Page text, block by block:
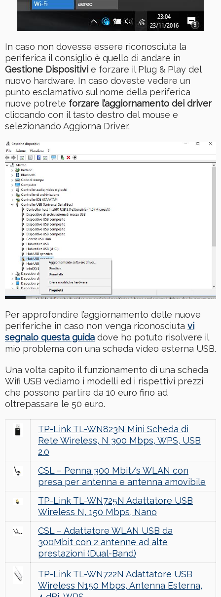
In caso non dovesse essere riconosciuta la
periferica il consiglio è quello di andare in
Gestione Dispositivi e forzare il Plug & Play del
nuovo hardware. In caso doveste vedere un
punto esclamativo sul nome della periferica
nuove potrete forzare l’aggiornamento dei driver
cliccando con il tasto destro del mouse e
selezionando Aggiorna Driver.
Per approfondire l’aggiornamento delle nuove
periferiche in caso non venga riconosciuta vi
segnalo questa guida dove ho potuto risolvere il
mio problema con una scheda video esterna USB.
Una volta capito il funzionamento di una scheda
Wifi USB vediamo i modelli ed i rispettivi prezzi
che possono partire da 10 euro fino ad
oltrepassare le 50 euro.
TP-Link TL-WN823N Mini Scheda di
Rete Wireless, N 300 Mbps, WPS, USB
2.0
CSL – Penna 300 Mbit/s WLAN con
presa per antenna e antenna amovibile
TP-Link TL-WN725N Adattatore USB
Wireless N, 150 Mbps, Nano
CSL – Adattatore WLAN USB da
300Mbit con 2 antenne ad alte
prestazioni (Dual-Band)
TP-Link TL-WN722N Adattatore USB
Wireless N150 Mbps, Antenna Esterna,